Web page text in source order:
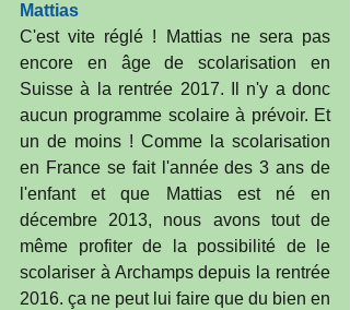
Mattias
C'est vite réglé ! Mattias ne sera pas
encore en âge de scolarisation en
Suisse à la rentrée 2017. Il n'y a donc
aucun programme scolaire à prévoir. Et
un de moins ! Comme la scolarisation
en France se fait l'année des 3 ans de
l'enfant et que Mattias est né en
décembre 2013, nous avons tout de
même profiter de la possibilité de le
scolariser à Archamps depuis la rentrée
2016. ça ne peut lui faire que du bien en